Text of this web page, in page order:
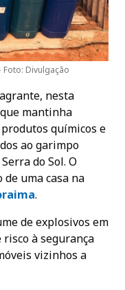
Divulgação
nesta
mantinha
químicos e
ao garimpo
do Sol. O
uma casa na
.
de explosivos em
à segurança
vizinhos a